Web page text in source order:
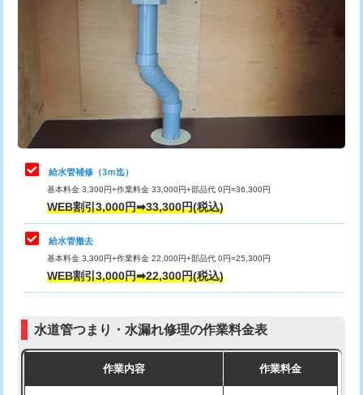
管・ポリ管・HT管使用/3ｍ超え)
排水管工事（土の掘削・埋め戻し作
11,000円~
排水管工事（排水管工事/3ｍまで） 55,000円
排水管工事（追加 排水管工事/3ｍ超
マス交換（土の掘削・埋め戻し作業）
マス交換（深さ50㎝未満）
マス交換（深さ50㎝以上）
コンクリート斫り（厚さ10㎝まで）
モルタル補修（厚さ10㎝超え） 38,500円
33,000円
8,800円
止水・漏水調査・防水処理・清掃・修
理・調整・分解・加工など（軽作業）
11,000円
止水・漏水調査・防水処理・清掃・修
理・調整・分解・加工など（中作業）
止水・漏水調査・防水処理・清掃・修
理・調整・分解・加工など（重作業）
33,000円
その他部品の脱着
交換・取付（タンク）
式）)
式・ワンホール）)
給水管補修（3ｍ迄）
基本料金 3,300円+作業料金 33,000円+部品代 0円=36,300円
WEB割引3,000円➡33,300円(税込)
給水管撤去
基本料金 3,300円+作業料金 22,000円+部品代 0円=25,300円
WEB割引3,000円➡22,300円(税込)
水道管つまり・水漏れ修理の作業料金表
作業内容 作業料金